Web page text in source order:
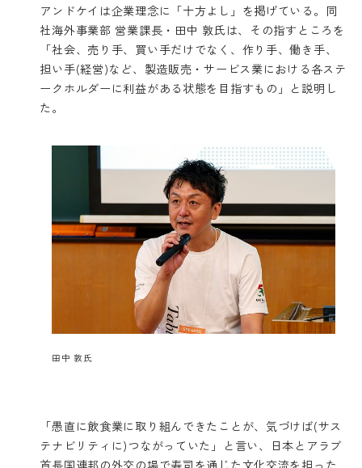
アンドケイは企業理念に「十方よし」を掲げている。同
社海外事業部 営業課長・田中 敦氏は、その指すところを
「社会、売り手、買い手だけでなく、作り手、働き手、
担い手(経営)など、製造販売・サービス業における各ステ
ークホルダーに利益がある状態を目指すもの」と説明し
た。
田中 敦氏
「愚直に飲食業に取り組んできたことが、気づけば(サス
テナビリティに)つながっていた」と言い、日本とアラブ
首長国連邦の外交の場で寿司を通じた文化交流を担った